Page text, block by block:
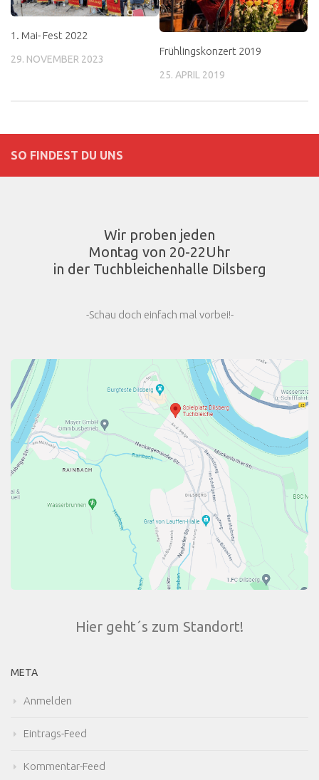
1. Mai- Fest 2022
29. NOVEMBER 2023
Frühlingskonzert 2019
25. APRIL 2019
SO FINDEST DU UNS
Wir proben jeden
Montag von 20-22Uhr
in der Tuchbleichenhalle Dilsberg
-Schau doch einfach mal vorbei!-
Hier geht´s zum Standort!
META
Anmelden
Eintrags-Feed
Kommentar-Feed